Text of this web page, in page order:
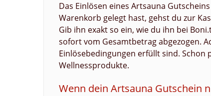
Das Einlösen eines Artsauna
Warenkorb gelegt hast, gehst du zur
Gib ihn exakt so ein, wie du ihn bei
sofort vom Gesamtbetrag abgezogen.
Einlösebedingungen erfüllt sind.
Wellnessprodukte.
Wenn dein Artsauna Gutschein